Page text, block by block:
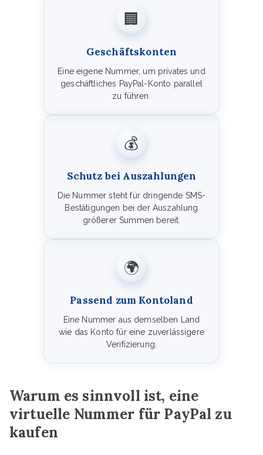
🏢
Geschäftskonten
Eine eigene Nummer, um privates und
geschäftliches PayPal-Konto parallel
zu führen.
💰
Schutz bei Auszahlungen
Die Nummer steht für dringende SMS-
Bestätigungen bei der Auszahlung
größerer Summen bereit.
🌍
Passend zum Kontoland
Eine Nummer aus demselben Land
wie das Konto für eine zuverlässigere
Verifizierung.
Warum es sinnvoll ist, eine
virtuelle Nummer für PayPal zu
kaufen